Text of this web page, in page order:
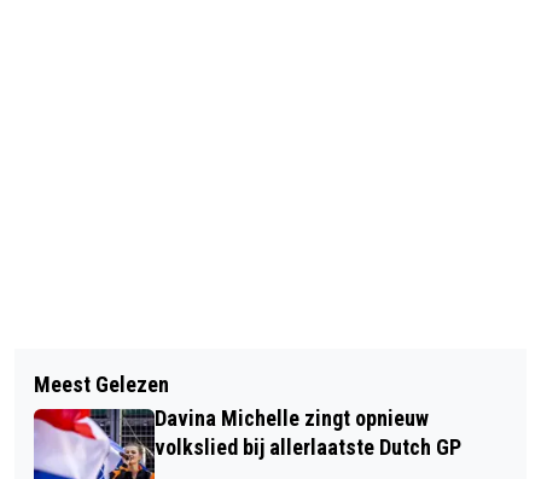
ZATERDAG 2 JANUARI 2021: KUST
OPNIEUW DRUK BEZOCHT
HAARLEM: EXTRA
RAADSVERGADERING DONDERDAG 7
Meest Gelezen
Davina Michelle zingt opnieuw
volkslied bij allerlaatste Dutch GP